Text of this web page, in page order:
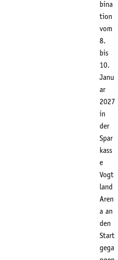
bina
tion
vom
8.
bis
10.
Janu
ar
2027
in
der
Spar
kass
e
Vogt
land
Aren
a an
den
Start
gega